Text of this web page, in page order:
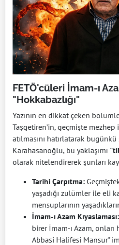
FETÖ'cüleri İmam-ı
"Hokkabazlığı"
Yazının en dikkat çeken
Taşgetiren’in, geçmişte mezhep
atılmasını hatırlatarak
Karahasanoğlu, bu yaklaşımı
olarak nitelendirerek şunları
Tarihi Çarpıtma:
yaşadığı zulümler ile eli
mensuplarının
İmam-ı Azam Kıyaslaması:
birer İmam-ı Azam,
Abbasi Halifesi Mansur"